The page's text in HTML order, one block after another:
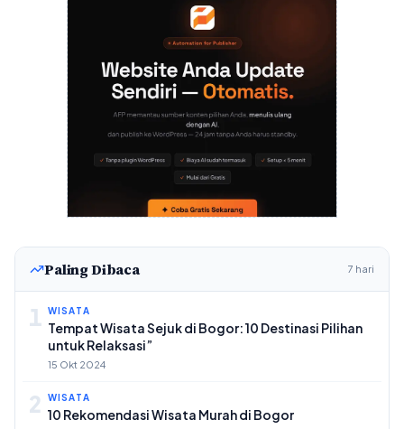
Paling Dibaca 7 hari
1 WISATA
Tempat Wisata Sejuk di Bogor: 10 Destinasi Pilihan
untuk Relaksasi”
15 Okt 2024
2 WISATA
10 Rekomendasi Wisata Murah di Bogor